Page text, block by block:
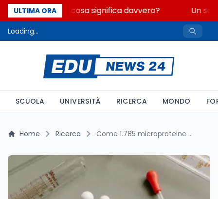
ULTIMA ORA
Fondo perduto: cosa significa davvero? Un
Loading...
SCUOLA UNIVERSITÀ RICERCA MONDO
Home Ricerca Come 1.785 microproteine stanno ridisegnando il proteoma umano: lo studio su Nature